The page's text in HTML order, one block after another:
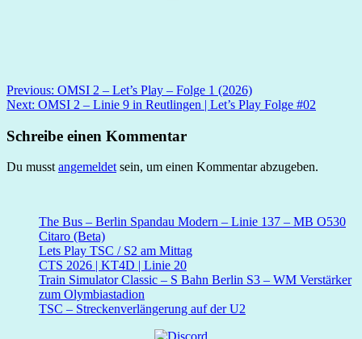
Beitragsnavigation
Previous: OMSI 2 – Let’s Play – Folge 1 (2026)
Next: OMSI 2 – Linie 9 in Reutlingen | Let’s Play Folge #02
Schreibe einen Kommentar
Du musst angemeldet sein, um einen Kommentar abzugeben.
The Bus – Berlin Spandau Modern – Linie 137 – MB O530
Citaro (Beta)
Lets Play TSC / S2 am Mittag
CTS 2026 | KT4D | Linie 20
Train Simulator Classic – S Bahn Berlin S3 – WM Verstärker
zum Olymbiastadion
TSC – Streckenverlängerung auf der U2